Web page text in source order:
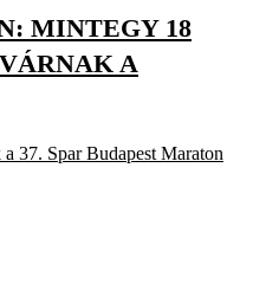
MINTEGY 18
A
37. Spar Budapest Maraton